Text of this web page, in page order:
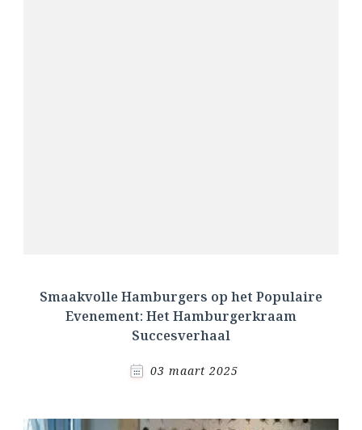
Smaakvolle Hamburgers op het Populaire
Evenement: Het Hamburgerkraam
Succesverhaal
03 maart 2025